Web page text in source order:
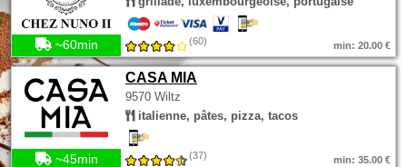
~60min (60) min: 20.00 €
CASA MIA
9570 Wiltz
italienne, pâtes, pizza, tacos
~45min (37) min: 35.00 €